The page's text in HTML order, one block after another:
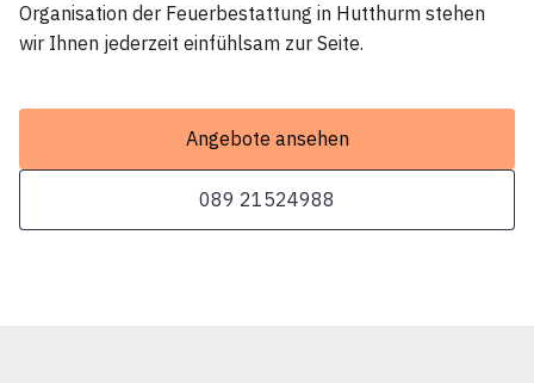
Organisation der Feuerbestattung in Hutthurm stehen
wir Ihnen jederzeit einfühlsam zur Seite.
Angebote ansehen
089 21524988